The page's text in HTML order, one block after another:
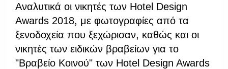
Αναλυτικά οι νικητές των Hotel Design
Awards 2018, με φωτογραφίες από τα
ξενοδοχεία που ξεχώρισαν, καθώς και οι
νικητές των ειδικών βραβείων για το
"Βραβείο Κοινού" των Hotel Design Awards